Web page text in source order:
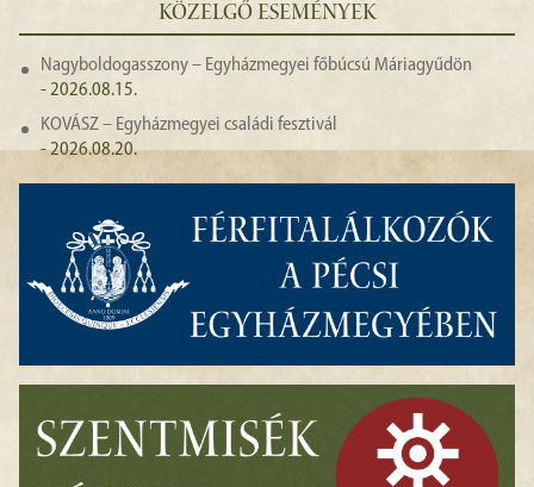
KÖZELGŐ ESEMÉNYEK
Nagyboldogasszony – Egyházmegyei főbúcsú Máriagyűdön
- 2026.08.15.
KOVÁSZ – Egyházmegyei családi fesztivál
- 2026.08.20.